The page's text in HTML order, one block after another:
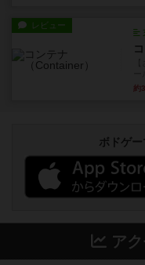
レビュー
約
ボドゲ
ア